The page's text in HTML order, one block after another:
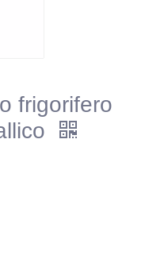
frigorifero